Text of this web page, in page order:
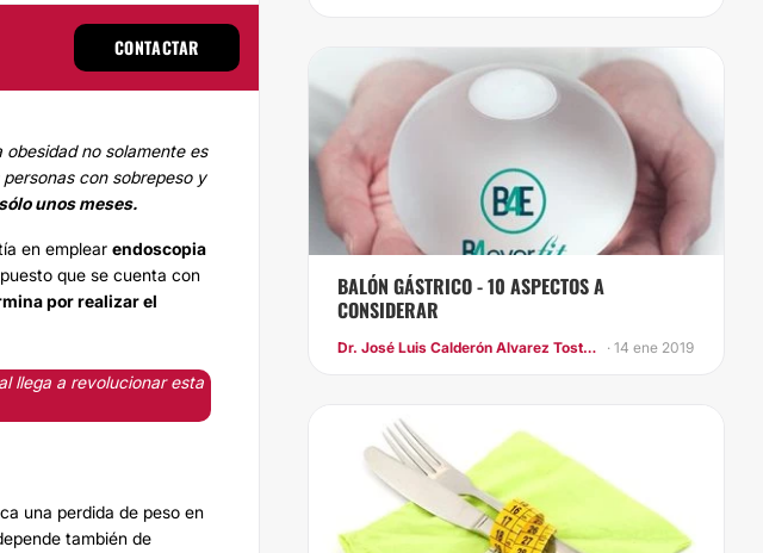
CONTACTAR
no solamente es
con sobrepeso y
unos meses.
en emplear endoscopia
que se cuenta con
por realizar el
llega a revolucionar esta
una perdida de peso en
también de
BALÓN GÁSTRICO - 10 ASPECTOS A
CONSIDERAR
Dr. José Luis Calderón Alvarez Tostado · 14 ene 2019